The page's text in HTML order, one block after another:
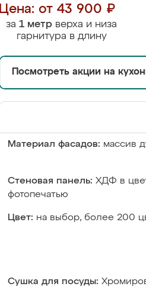
Цена: от 43 900 ₽
за 1 метр верха и низа
гарнитура в длину
Посмотреть акции на
Материал фасадов: массив
Стеновая панель: ХДФ в
фотопечатью
Цвет: на выбор, более 200
Сушка для посуды: